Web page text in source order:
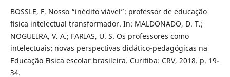
BOSSLE, F. Nosso “inédito viável”: professor de educação
física intelectual transformador. In: MALDONADO, D. T.;
NOGUEIRA, V. A.; FARIAS, U. S. Os professores como
intelectuais: novas perspectivas didático-pedagógicas na
Educação Física escolar brasileira. Curitiba: CRV, 2018. p. 19-
34.